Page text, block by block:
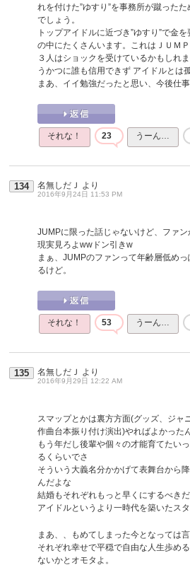
れを付けた”ゆすり”を事務所が蹴った
でしょう。
トップアイドルに近づき”ゆすり”で金
の中にたくさんいます。これはＪＵＭ
３人はショックを受けているかもしれま
うかつに誰も信用できず アイドルとは
まあ、イイ勉強だったと思い、今後仕
それな！ 23 うーん…
134 名無しだＪ より
2016年9月24日 11:53 PM
JUMPに限った話じゃないけど、ファン
現実見ろよwwドン引きw
まぁ、JUMPのファンって年齢層低め
るけど。
それな！ 53 うーん…
135 名無しだＪ より
2016年9月29日 12:22 AM
スマップとかは裏方方面(グッズ、ジャ
作曲台本振り付け演出)やればよかった
もう年だし後輩や個々の才能育てたい
るくらいでさ
そういう大義名分かかげて表舞台から
んだよな
結婚もそれぞれもっと早くにするべき
アイドルというより一時代を築いたス
まあ、、もめてしまった今となっては
それぞれ幸せで平穏で自由な人生歩め
ないかとオモタよ。